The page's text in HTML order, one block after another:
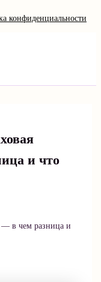
конфиденциальности
и что
— в чем разница и